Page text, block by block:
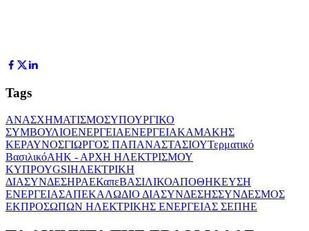
Tags
ΑΝΑΣΧΗΜΑΤΙΣΜΟΣΥΠΟΥΡΓΙΚΟ
ΣΥΜΒΟΥΛΙΟΕΝΕΡΓΕΙΑΕΝΕΡΓΕΙΑΚΑΜΑΚΗΣ
ΚΕΡΑΥΝΟΣΓΙΩΡΓΟΣ ΠΑΠΑΝΑΣΤΑΣΙΟΥΤερματικό
ΒασιλικόΑΗΚ - ΑΡΧΗ ΗΛΕΚΤΡΙΣΜΟΥ
ΚΥΠΡΟΥGSIΗΛΕΚΤΡΙΚΗ
ΔΙΑΣΥΝΔΕΣΗΡΑΕΚαπεΒΑΣΙΛΙΚΟΑΠΟΘΗΚΕΥΣΗ
ΕΝΕΡΓΕΙΑΣΑΠΕΚΑΛΩΔΙΟ ΔΙΑΣΥΝΔΕΣΗΣΣΥΝΔΕΣΜΟΣ
ΕΚΠΡΟΣΩΠΩΝ ΗΛΕΚΤΡΙΚΗΣ ΕΝΕΡΓΕΙΑΣ ΣΕΠΗΕ